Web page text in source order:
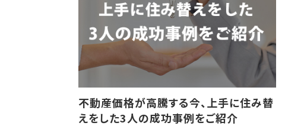
不動産価格が高騰する今、上手に住み替
えをした3人の成功事例をご紹介